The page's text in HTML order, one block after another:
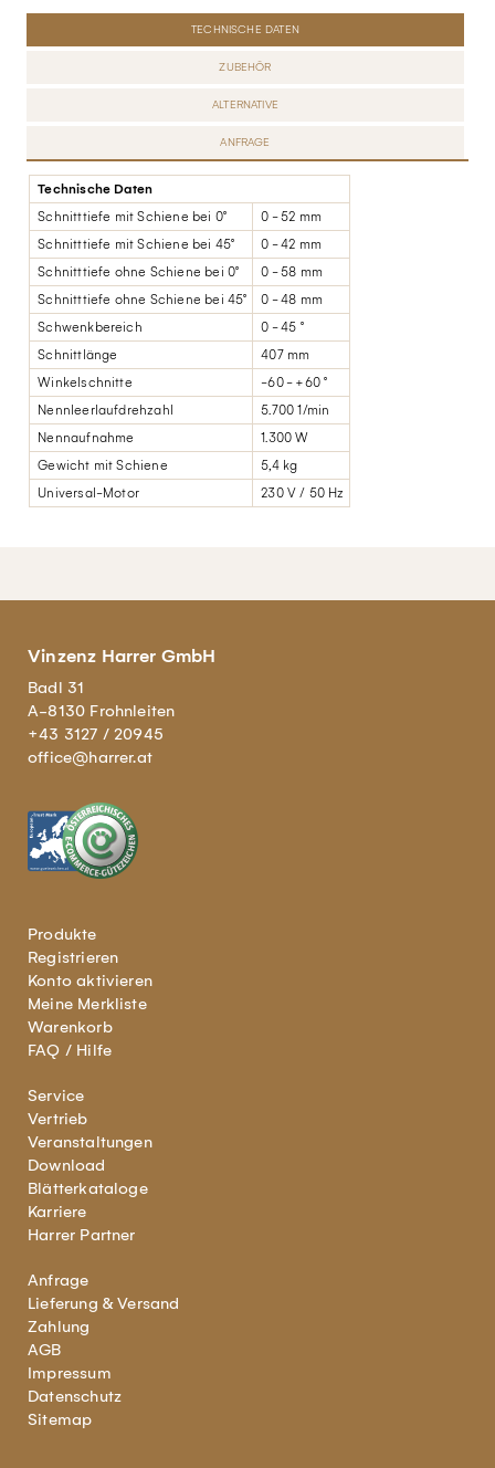
TECHNISCHE DATEN
ZUBEHÖR
ALTERNATIVE
ANFRAGE
Technische Daten
Schnitttiefe mit Schiene bei 0°
0 - 52 mm
Schnitttiefe mit Schiene bei 45°
0 - 42 mm
Schnitttiefe ohne Schiene bei 0°
0 - 58 mm
Schnitttiefe ohne Schiene bei 45°
0 - 48 mm
Schwenkbereich
0 - 45 °
Schnittlänge
407 mm
Winkelschnitte
-60 - +60 °
Nennleerlaufdrehzahl
5.700 1/min
Nennaufnahme
1.300 W
Gewicht mit Schiene
5,4 kg
Universal-Motor
230 V / 50 Hz
Vinzenz Harrer GmbH
Badl 31
A-8130 Frohnleiten
+43 3127 / 20945
office@harrer.at
Produkte
Registrieren
Konto aktivieren
Meine Merkliste
Warenkorb
FAQ / Hilfe
Service
Vertrieb
Veranstaltungen
Download
Blätterkataloge
Karriere
Harrer Partner
Anfrage
Lieferung & Versand
Zahlung
AGB
Impressum
Datenschutz
Sitemap